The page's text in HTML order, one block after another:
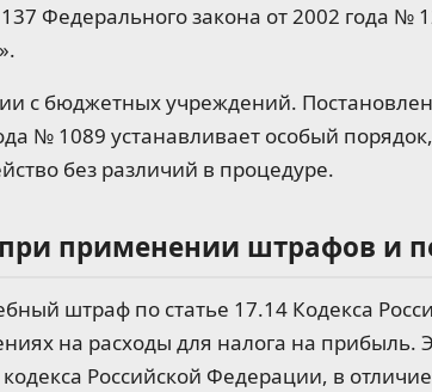
137 Федерального закона от 2002 года №
с бюджетных учреждений.
№ 1089 устанавливает особый
без различий в процедуре.
применении штрафов и
штраф по статье 17.14 Кодекса
на расходы для налога на прибыль.
Российской Федерации, в